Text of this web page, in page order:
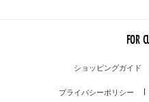
FOR
ショッピングガイド
プライバシーポリシー